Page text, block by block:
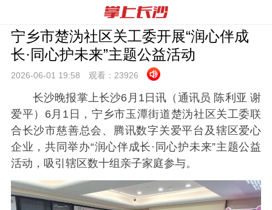
宁乡市楚沩社区关工委开展“润心伴成
长·同心护未来”主题公益活动
2026-06-01 19:58 观看： 23926
长沙晚报掌上长沙6月1日讯（通讯员 陈利亚 谢
爱平）6月1日，宁乡市玉潭街道楚沩社区关工委联
合长沙市慈善总会、腾讯数字关爱平台及辖区爱心
企业，共同举办“润心伴成长·同心护未来”主题公益
活动，吸引辖区数十组亲子家庭参与。